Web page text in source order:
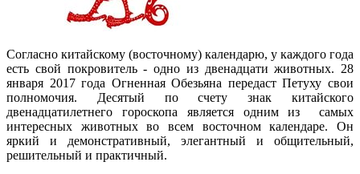
Согласно китайскому (восточному) календарю, у каждого года
есть свой покровитель - одно из двенадцати животных. 28
января 2017 года Огненная Обезьяна передаст Петуху свои
полномочия. Десятый по счету знак китайского
двенадцатилетнего гороскопа является одним из самых
интересных животных во всем восточном календаре. Он
яркий и демонстративный, элегантный и общительный,
решительный и практичный.